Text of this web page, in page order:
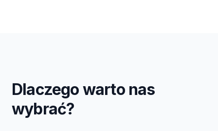
Dlaczego warto nas
wybrać?